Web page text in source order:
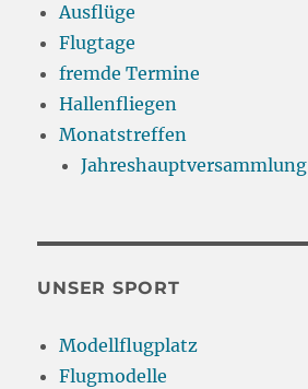
Ausflüge
Flugtage
fremde Termine
Hallenfliegen
Monatstreffen
Jahreshauptversammlung
UNSER SPORT
Modellflugplatz
Flugmodelle